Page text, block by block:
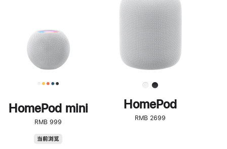
HomePod mini
RMB 999
当前浏览
了
解
HomePod<
HomePod
RMB 2699